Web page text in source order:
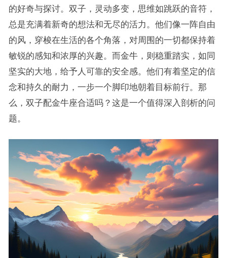
的好奇与探讨。双子，灵动多变，思维如跳跃的音符，
总是充满着新奇的想法和无尽的活力。他们像一阵自由
的风，穿梭在生活的各个角落，对周围的一切都保持着
敏锐的感知和浓厚的兴趣。而金牛，则稳重踏实，如同
坚实的大地，给予人可靠的安全感。他们有着坚定的信
念和持久的耐力，一步一个脚印地朝着目标前行。那
么，双子配金牛座合适吗？这是一个值得深入剖析的问
题。